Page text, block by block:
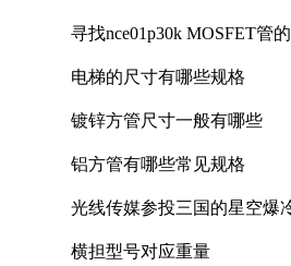
寻找nce01p30k MOSFET管
电梯的尺寸有哪些规格
镀锌方管尺寸一般有哪些
铝方管有哪些常见规格
光线传媒参投三国的星空爆
横担型号对应重量